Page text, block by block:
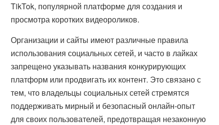
TikTok, популярной платформе для создания и
просмотра коротких видеороликов.
Организации и сайты имеют различные правила
использования социальных сетей, и часто в лайках
запрещено указывать названия конкурирующих
платформ или продвигать их контент. Это связано с
тем, что владельцы социальных сетей стремятся
поддерживать мирный и безопасный онлайн-опыт
для своих пользователей, предотвращая незаконную